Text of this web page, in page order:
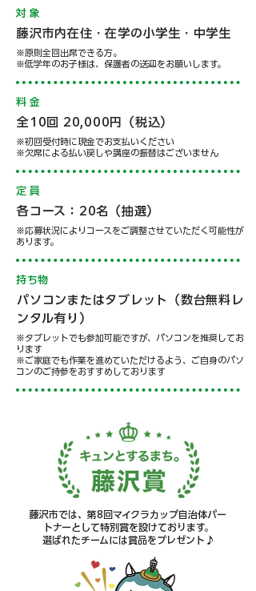
​対 象
藤沢市内在住・在学の小学生・中学生
※原則全回出席できる方。
※低学年のお子様は、保護者の送迎をお願いします。
​料 金
​全10回 20,000円（税込）
※初回受付時に現金でお支払いください
※欠席による払い戻しや講座の振替はございません
​定 員
各コース：20名（抽選）
※応募状況によりコースをご調整させていただく可能性が
あります。
​持ち物
パソコンまたはタブレット（数台無料レ
ンタル有り）
※タブレットでも参加可能ですが、パソコンを推奨してお
ります
※ご家庭でも作業を進めていただけるよう、ご自身のパソ
コンのご持参をおすすめしております
藤沢市では、第8回マイクラカップ自治体パー
トナーとして特別賞を設けております。
選ばれたチームには賞品をプレゼント♪